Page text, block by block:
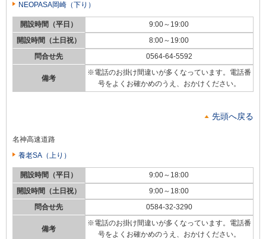
NEOPASA岡崎（下り）
開設時間（平日）
9:00～19:00
開設時間（土日祝）
8:00～19:00
問合せ先
0564-64-5592
備考
※電話のお掛け間違いが多くなっています。電話番
号をよくお確かめのうえ、おかけください。
先頭へ戻る
名神高速道路
養老SA（上り）
開設時間（平日）
9:00～18:00
開設時間（土日祝）
9:00～18:00
問合せ先
0584-32-3290
備考
※電話のお掛け間違いが多くなっています。電話番
号をよくお確かめのうえ、おかけください。